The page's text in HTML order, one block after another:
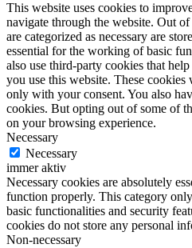
This website uses cookies to
navigate through the website. Out
are categorized as necessary are
essential for the working of basic
also use third-party cookies that
you use this website. These
only with your consent. You also
cookies. But opting out of some of
on your browsing experience.
Necessary
Necessary
immer aktiv
Necessary cookies are absolutely
function properly. This category
basic functionalities and security
cookies do not store any personal
Non-necessary